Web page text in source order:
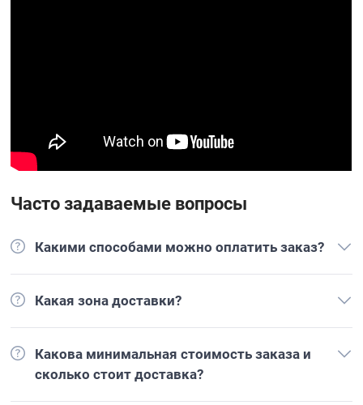
Часто задаваемые вопросы
Какими способами можно оплатить заказ?
Какая зона доставки?
Какова минимальная стоимость заказа и
сколько стоит доставка?